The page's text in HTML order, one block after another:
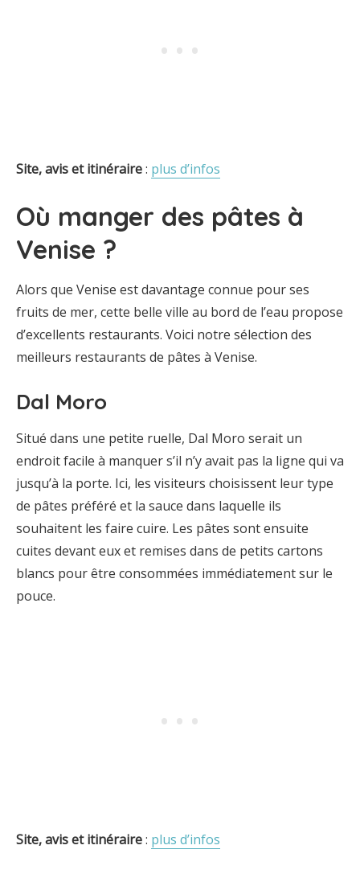
Site, avis et itinéraire: plus d’infos
Où manger des pâtes à
Venise ?
Alors que Venise est davantage connue pour ses
fruits de mer, cette belle ville au bord de l’eau propose
d’excellents restaurants. Voici notre sélection des
meilleurs restaurants de pâtes à Venise.
Dal Moro
Situé dans une petite ruelle, Dal Moro serait un
endroit facile à manquer s’il n’y avait pas la ligne qui va
jusqu’à la porte. Ici, les visiteurs choisissent leur type
de pâtes préféré et la sauce dans laquelle ils
souhaitent les faire cuire. Les pâtes sont ensuite
cuites devant eux et remises dans de petits cartons
blancs pour être consommées immédiatement sur le
pouce.
Site, avis et itinéraire: plus d’infos